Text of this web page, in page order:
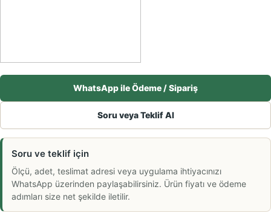
WhatsApp ile Ödeme / Sipariş
Soru veya Teklif Al
Soru ve teklif için
Ölçü, adet, teslimat adresi veya uygulama ihtiyacınızı
WhatsApp üzerinden paylaşabilirsiniz. Ürün fiyatı ve ödeme
adımları size net şekilde iletilir.